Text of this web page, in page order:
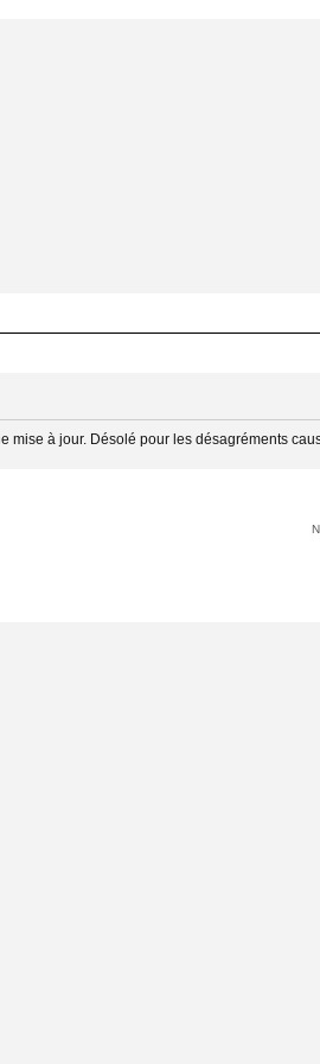
mise à jour. Désolé pour les désagréments